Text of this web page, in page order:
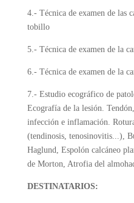
4.- Técnica de examen de las
tobillo
5.- Técnica de examen de la
6.- Técnica de examen de la
7.- Estudio ecográfico de
Ecografía de la lesión.
infección e inflamación.
(tendinosis, tenosinovitis...),
Haglund, Espolón calcáneo
de Morton, Atrofia del
DESTINATARIOS: